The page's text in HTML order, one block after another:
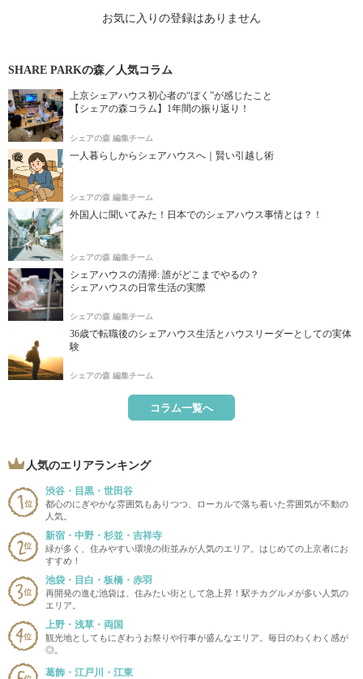
お気に入りの登録はありません
SHARE PARKの森／人気コラム
上京シェアハウス初心者の“ぼく”が感じたこと
【シェアの森コラム】1年間の振り返り！
シェアの森 編集チーム
一人暮らしからシェアハウスへ｜賢い引越し術
シェアの森 編集チーム
外国人に聞いてみた！日本でのシェアハウス事情とは？！
シェアの森 編集チーム
シェアハウスの清掃: 誰がどこまでやるの？
シェアハウスの日常生活の実際
シェアの森 編集チーム
36歳で転職後のシェアハウス生活とハウスリーダーとしての実体
験
シェアの森 編集チーム
コラム一覧へ
人気のエリアランキング
渋谷・目黒・世田谷
都心のにぎやかな雰囲気もありつつ、ローカルで落ち着いた雰囲気が不動の
人気。
新宿・中野・杉並・吉祥寺
緑が多く、住みやすい環境の街並みが人気のエリア。はじめての上京者にお
すすめ！
池袋・目白・板橋・赤羽
再開発の進む池袋は、住みたい街として急上昇！駅チカグルメが多い人気の
エリア。
上野・浅草・両国
観光地としてもにぎわうお祭りや行事が盛んなエリア。毎日のわくわく感が
◎。
葛飾・江戸川・江東